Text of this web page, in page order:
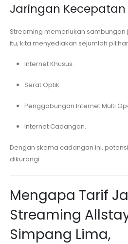
Jaringan Kecepatan
Streaming memerlukan sambungan
itu, kita menyediakan sejumlah
Internet Khusus.
Serat Optik.
Penggabungan Internet Multi
Internet Cadangan.
Dengan skema cadangan ini,
dikurangi.
Mengapa Tarif
Streaming
Simpang Lima,